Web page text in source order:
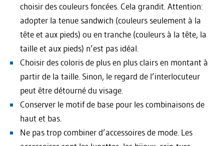
choisir des couleurs foncées. Cela grandit. Attention:
adopter la tenue sandwich (couleurs seulement à la
tête et aux pieds) ou en tranche (couleurs à la tête, la
taille et aux pieds) n’est pas idéal.
Choisir des coloris de plus en plus clairs en montant à
partir de la taille. Sinon, le regard de l’interlocuteur
peut être détourné du visage.
Conserver le motif de base pour les combinaisons de
haut et bas.
Ne pas trop combiner d’accessoires de mode. Les